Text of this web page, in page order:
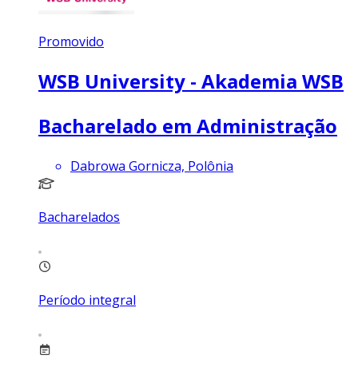
Promovido
WSB University - Akademia WSB
Bacharelado em Administração
Dabrowa Gornicza, Polônia
Bacharelados
Período integral